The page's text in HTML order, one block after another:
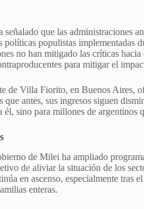
que las administraciones
populistas implementadas
no han mitigado las críticas
para mitigar el
de Villa Fiorito, en Buenos Aires,
que antes, sus ingresos siguen
sino para millones de argentinos
de Milei ha ampliado
de aliviar la situación de los
en ascenso, especialmente tras
enteras.